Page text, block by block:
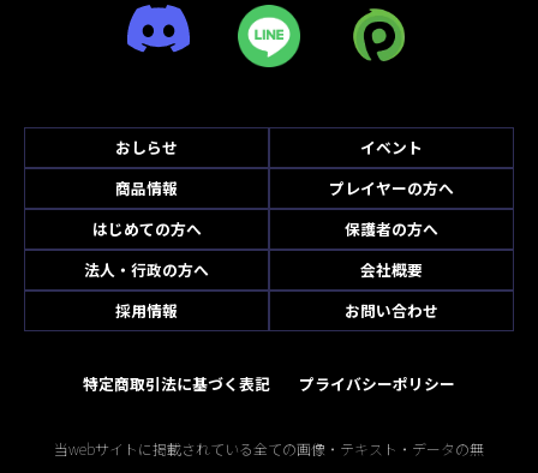
おしらせ
イベント
商品情報
プレイヤーの方へ
はじめての方へ
保護者の方へ
法人・行政の方へ
会社概要
採用情報
お問い合わせ
特定商取引法に基づく表記 プライバシーポリシー
当webサイトに掲載されている全ての画像・テキスト・データの無